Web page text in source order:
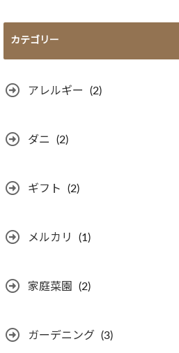
カテゴリー
アレルギー (2)
ダニ (2)
ギフト (2)
メルカリ (1)
家庭菜園 (2)
ガーデニング (3)